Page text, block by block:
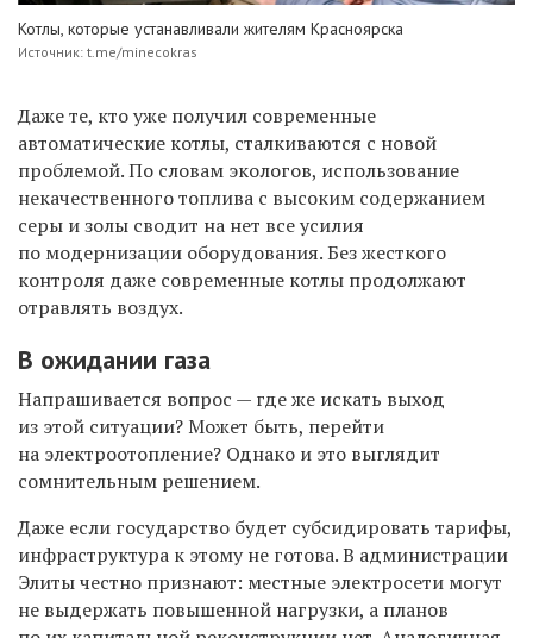
Котлы, которые устанавливали жителям Красноярска
Источник: t.me/minecokras
Даже те, кто уже получил современные
автоматические котлы, сталкиваются с новой
проблемой. По словам экологов, использование
некачественного топлива с высоким содержанием
серы и золы сводит на нет все усилия
по модернизации оборудования. Без жесткого
контроля даже современные котлы продолжают
отравлять воздух.
В ожидании газа
Напрашивается вопрос — где же искать выход
из этой ситуации? Может быть, перейти
на электроотопление? Однако и это выглядит
сомнительным решением.
Даже если государство будет субсидировать тарифы,
инфраструктура к этому не готова. В администрации
Элиты честно признают: местные электросети могут
не выдержать повышенной нагрузки, а планов